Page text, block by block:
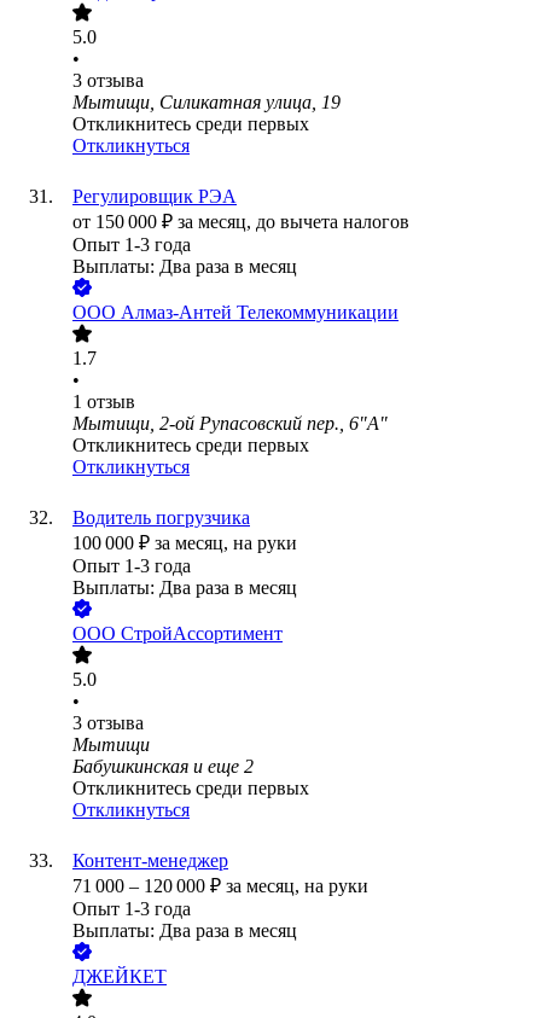
5.0
•
3 отзыва
Мытищи, Силикатная улица, 19
Откликнитесь среди первых
Откликнуться
Регулировщик РЭА
от 150 000 ₽ за месяц, до вычета налогов
Опыт 1-3 года
Выплаты: Два раза в месяц
ООО Алмаз-Антей Телекоммуникации
1.7
•
1 отзыв
Мытищи, 2-ой Рупасовский пер., 6"А"
Откликнитесь среди первых
Откликнуться
Водитель погрузчика
100 000 ₽ за месяц, на руки
Опыт 1-3 года
Выплаты: Два раза в месяц
ООО СтройАссортимент
5.0
•
3 отзыва
Мытищи
Бабушкинская и еще 2
Откликнитесь среди первых
Откликнуться
Контент-менеджер
71 000 – 120 000 ₽ за месяц, на руки
Опыт 1-3 года
Выплаты: Два раза в месяц
ДЖЕЙКЕТ